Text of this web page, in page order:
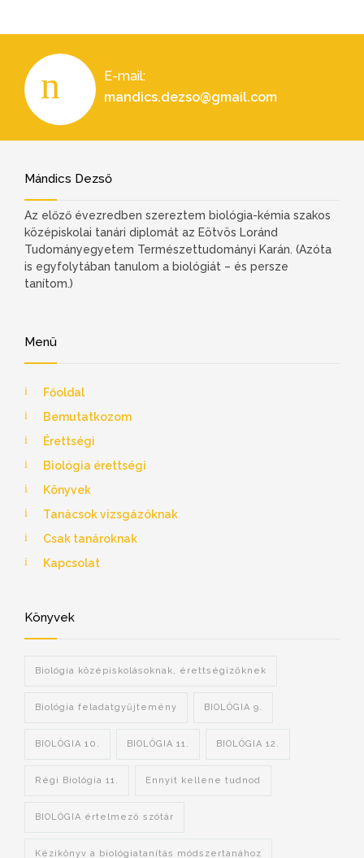
E-mail:
mandics.dezso@gmail.com
Mándics Dezső
Az előző évezredben szereztem biológia-kémia szakos
középiskolai tanári diplomát az Eötvös Loránd
Tudományegyetem Természettudományi Karán. (Azóta
is egyfolytában tanulom a biológiát – és persze
tanítom.)
Menü
Főoldal
Bemutatkozom
Érettségi
Biológia érettségi
Könyvek
Tanácsok vizsgázóknak
Csak tanároknak
Kapcsolat
Könyvek
Biológia középiskolásoknak, érettségizőknek
Biológia feladatgyűjtemény BIOLÓGIA 9.
BIOLÓGIA 10. BIOLÓGIA 11. BIOLÓGIA 12.
Régi Biológia 11. Ennyit kellene tudnod
BIOLÓGIA értelmező szótár
Kézikönyv a biológiatanítás módszertanához